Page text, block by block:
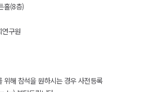
홀(8층)
구원
해 참석을 원하시는 경우 사전등록